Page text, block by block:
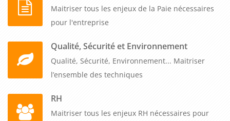
Maitriser tous les enjeux de la Paie nécessaires
pour l'entreprise
Qualité, Sécurité et Environnement
Qualité, Sécurité, Environnement... Maitriser
l’ensemble des techniques
RH
Maitriser tous les enjeux RH nécessaires pour